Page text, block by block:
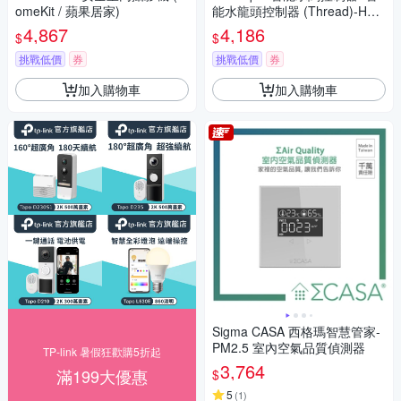
omeKit / 蘋果居家)
$4,867
挑戰低價 券
加入購物車
TP-link 暑假狂歡購5折起
滿199大優惠
能水龍頭控制器 (Thread)-Hom
eKit
$4,186
挑戰低價 券
加入購物車
Sigma CASA 西格瑪智慧管家-
PM2.5 室內空氣品質偵測器
$3,764
5 (1)